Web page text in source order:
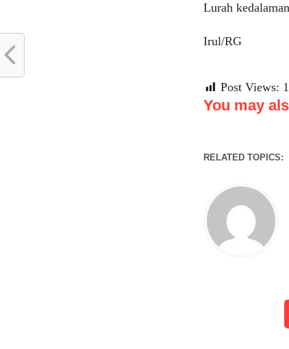
Lurah
Irul/RG
Post Views:
You may
RELATED TOPICS: